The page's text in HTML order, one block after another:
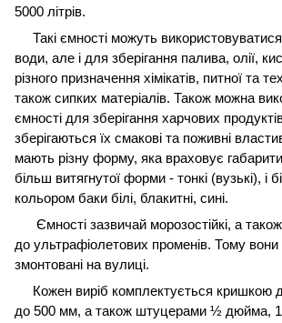
5000 літрів.
Такі ємності можуть
води, але і для зберігання палива, олії,
різного призначення хімікатів, питної та
також сипких матеріалів. Також можна
ємності для зберігання харчових
зберігаються їх смакові та поживні
мають різну форму, яка враховує
більш витягнутої форми - тонкі (вузькі), і
кольором баки білі, блакитні, сині.
Ємності зазвичай морозостійкі, а також
до ультрафіолетових променів. Тому
змонтовані на вулиці.
Кожен виріб комплектується кришкою
до 500 мм, а також штуцерами ½ дюйма,